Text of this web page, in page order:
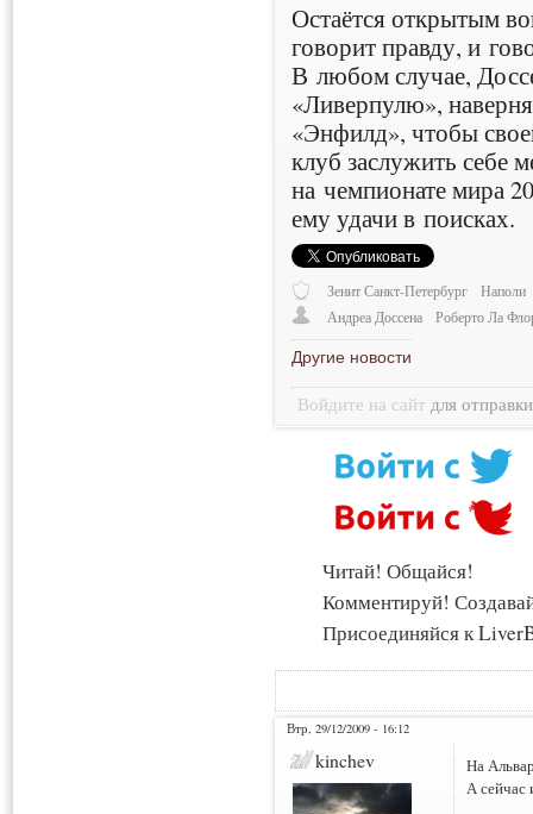
Остаётся открытым
говорит правду, и
В любом случае,
«Ливерпулю»,
«Энфилд», чтобы
клуб заслужить себе
на чемпионате мира
ему удачи в поисках.
Зенит Санкт-Петербург
Наполи
Андреа Доссена
Роберто Ла
Другие новости
Войдите на сайт для
Читай! Общайся!
Комментируй!
Присоединяйся к
Втр, 29/12/2009 - 16:12
kinchev
На
А сейчас